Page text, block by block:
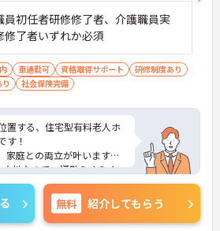
初任者研修修了者、介護職員実
修了者いずれか必須
車通勤可 資格取得サポート
研修制度あり
社会保険完備
置する、住宅型有料老人ホ
す！
家庭との両立が叶います☆
地なので、通勤らくらく
対策ポイントなど、さら
すのでお気軽にご相談くだ
無料 紹介してもらう